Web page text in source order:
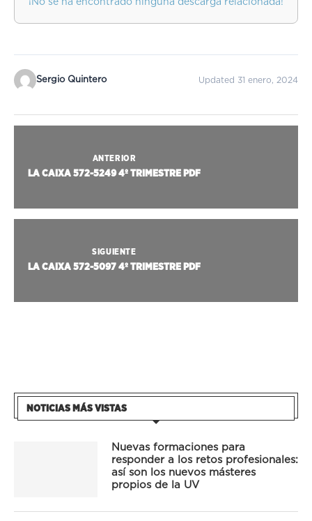
¡No se ha encontrado ninguna descarga relacionada!
Sergio Quintero Updated 31 enero, 2024
ANTERIOR
LA CAIXA 572-5249 4º TRIMESTRE PDF
SIGUIENTE
LA CAIXA 572-5097 4º TRIMESTRE PDF
NOTICIAS MÁS VISTAS
Nuevas formaciones para
responder a los retos profesionales:
así son los nuevos másteres
propios de la UV